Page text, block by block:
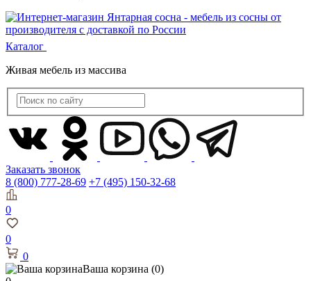
Каталог
Живая мебель из массива
Заказать звонок
8 (800) 777-28-69 +7 (495) 150-32-68
0
0
0
Ваша корзина (0)